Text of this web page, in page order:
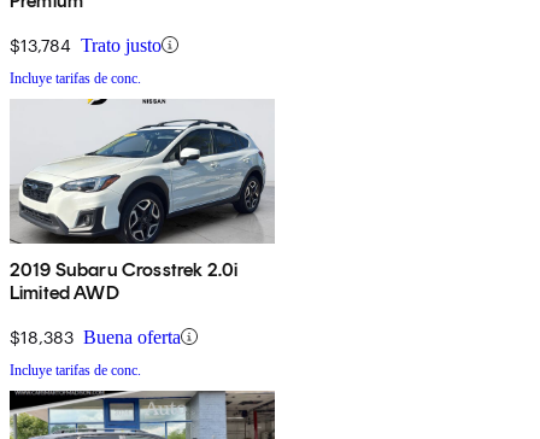
$13,784 Trato justo
Incluye tarifas de conc.
2019 Subaru Crosstrek 2.0i
Limited AWD
$18,383 Buena oferta
Incluye tarifas de conc.